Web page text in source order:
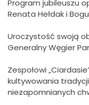
Program jubileuszu
Renata Hełdak i
Uroczystość swoją
Generalny Węgier
Zespołowi
kultywowania
niezapomnianych